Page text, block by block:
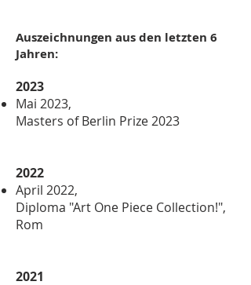
Auszeichnungen aus den letzten 6
Jahren:
2023
Mai 2023,
Masters of Berlin Prize 2023
2022
April 2022,
Diploma "Art One Piece Collection!",
Rom
2021